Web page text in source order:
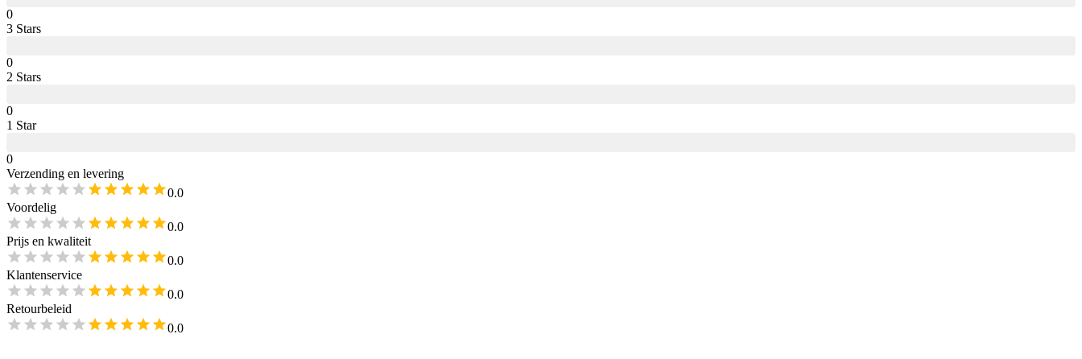
0
3 Stars
0
2 Stars
0
1 Star
0
Verzending en levering
0.0
Voordelig
0.0
Prijs en kwaliteit
0.0
Klantenservice
0.0
Retourbeleid
0.0